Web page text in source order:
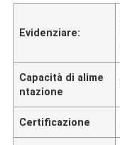
Evidenziare:
Capacità di alime
ntazione
Certificazione